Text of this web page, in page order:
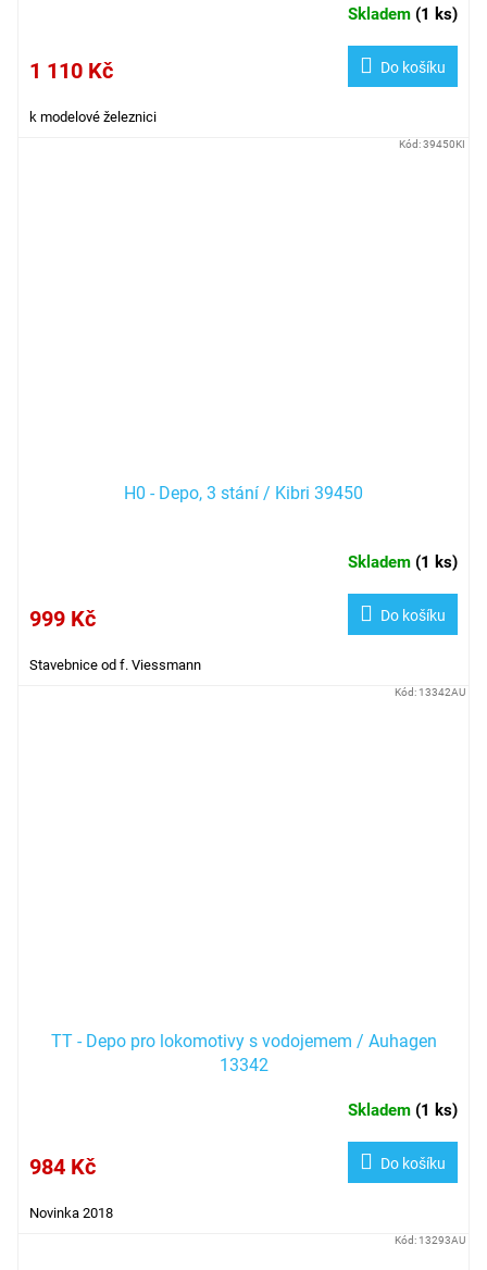
Skladem (1 ks)
1 110 Kč Do košíku
k modelové železnici
H0 - Depo, 3 stání / Kibri 39450
Skladem (1 ks)
999 Kč Do košíku
Stavebnice od f. Viessmann
Kód:39450KI
TT - Depo pro lokomotivy s vodojemem / Auhagen
13342
Skladem (1 ks)
984 Kč Do košíku
Novinka 2018
Kód: 13342AU
Kód: 13293AU